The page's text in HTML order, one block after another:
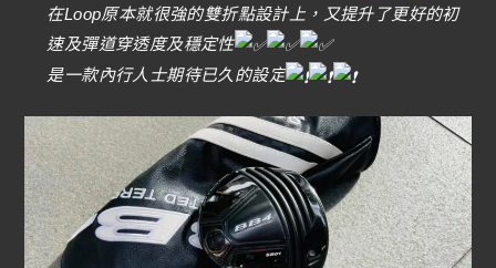
在Loop原本就很強的雙折點設計上，又提升了更好的初
速及彈道穿透度及穩定性
是一款內行人士期待已久的設定